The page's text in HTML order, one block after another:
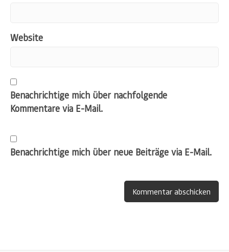
Website
Benachrichtige mich über nachfolgende
Kommentare via E-Mail.
Benachrichtige mich über neue Beiträge via E-Mail.